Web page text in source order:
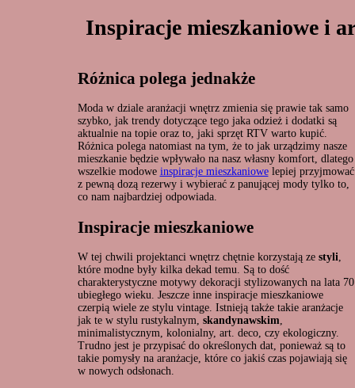
Inspiracje mieszkaniowe i
Różnica polega jednakże
Moda w dziale aranżacji wnętrz zmienia się prawie tak samo
szybko, jak trendy dotyczące tego jaka odzież i dodatki są
aktualnie na topie oraz to, jaki sprzęt RTV warto kupić.
Różnica polega natomiast na tym, że to jak urządzimy nasze
mieszkanie będzie wpływało na nasz własny komfort, dlatego
wszelkie modowe inspiracje mieszkaniowelepiej przyjmować
z pewną dozą rezerwy i wybierać z panującej mody tylko to,
co nam najbardziej odpowiada.
Inspiracje mieszkaniowe
W tej chwili projektanci wnętrz chętnie korzystają ze styli,
które modne były kilka dekad temu. Są to dość
charakterystyczne motywy dekoracji stylizowanych na lata 70
ubiegłego wieku. Jeszcze inne inspiracje mieszkaniowe
czerpią wiele ze stylu vintage. Istnieją także takie aranżacje
jak te w stylu rustykalnym, skandynawskim,
minimalistycznym, kolonialny, art. deco, czy ekologiczny.
Trudno jest je przypisać do określonych dat, ponieważ są to
takie pomysły na aranżacje, które co jakiś czas pojawiają się
w nowych odsłonach.